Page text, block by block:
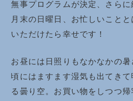
無事プログラムが決定、さらに
月末の日曜日、お忙しいこと
いただけたら幸せです！
お昼には日照りもなかなかの
頃にはますます湿気も出てき
る曇り空。お買い物をしつつ